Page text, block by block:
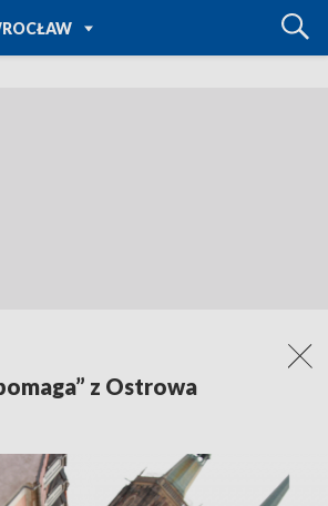
TVP REGIONY
z Ostrowa